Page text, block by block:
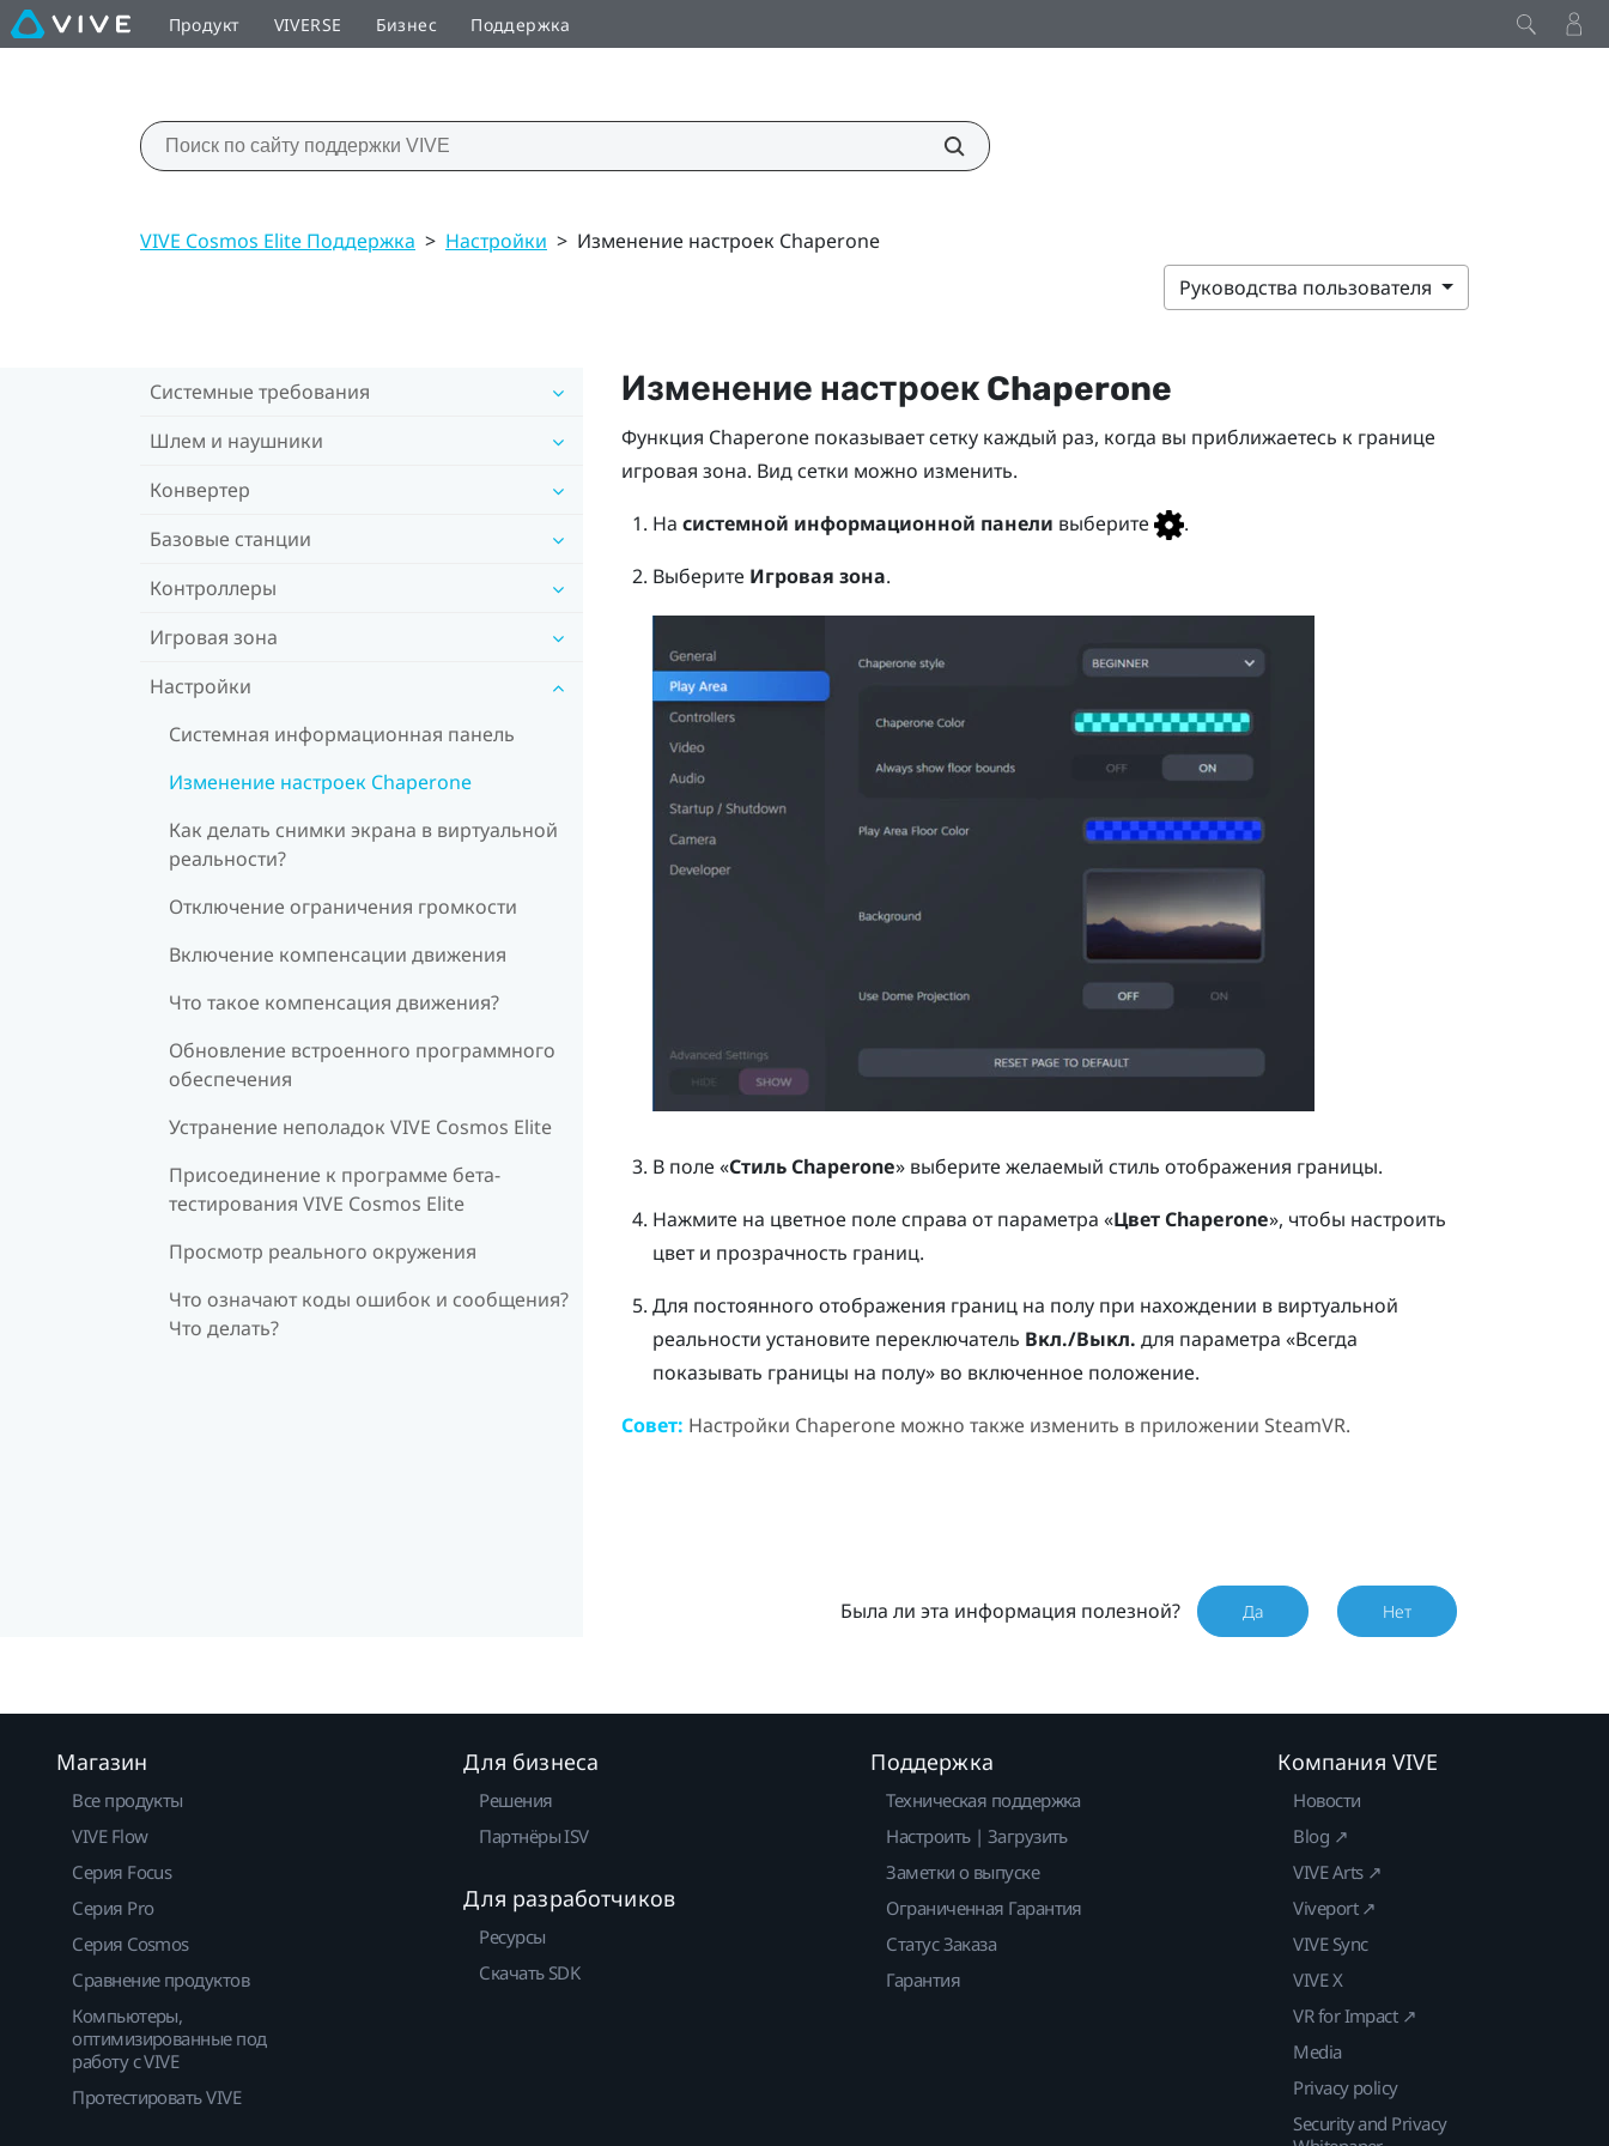
Продукт VIVERSE Бизнес Поддержка
VIVE Cosmos Elite Поддержка > Настройки > Изменение настроек Chaperone
Руководства пользователя
Системные требования
Шлем и наушники
Конвертер
Базовые станции
Контроллеры
Игровая зона
Настройки
Системная информационная панель
Изменение настроек Chaperone
Как делать снимки экрана в виртуальной
реальности?
Отключение ограничения громкости
Включение компенсации движения
Что такое компенсация движения?
Обновление встроенного программного
обеспечения
Устранение неполадок VIVE Cosmos Elite
Присоединение к программе бета-
тестирования VIVE Cosmos Elite
Просмотр реального окружения
Что означают коды ошибок и сообщения?
Что делать?
Изменение настроек Chaperone
Функция Chaperone показывает сетку каждый раз, когда вы приближаетесь к границе
игровая зона. Вид сетки можно изменить.
На системной информационной панели выберите .
Выберите Игровая зона.
В поле «Стиль Chaperone» выберите желаемый стиль отображения границы.
Нажмите на цветное поле справа от параметра «Цвет Chaperone», чтобы настроить
цвет и прозрачность границ.
Для постоянного отображения границ на полу при нахождении в виртуальной
реальности установите переключатель Вкл./Выкл. для параметра «Всегда
показывать границы на полу» во включенное положение.
Совет: Настройки Chaperone можно также изменить в приложении SteamVR.
Была ли эта информация полезной? Да Нет
Магазин
Все продукты
VIVE Flow
Серия Focus
Серия Pro
Серия Cosmos
Сравнение продуктов
Компьютеры,
оптимизированные под
работу с VIVE
Протестировать VIVE
Для бизнеса
Решения
Партнёры ISV
Для разработчиков
Ресурсы
Скачать SDK
Поддержка
Техническая поддержка
Настроить | Загрузить
Заметки о выпуске
Ограниченная Гарантия
Статус Заказа
Гарантия
Компания VIVE
Новости
Blog ↗
VIVE Arts ↗
Viveport ↗
VIVE Sync
VIVE X
VR for Impact ↗
Media
Privacy policy
Security and Privacy